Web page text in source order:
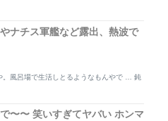
ナチス軍艦など露出、熱波で
。風呂場で生活しとるようなもんやで … 鈍
〜〜 笑いすぎてヤバい ホンマ